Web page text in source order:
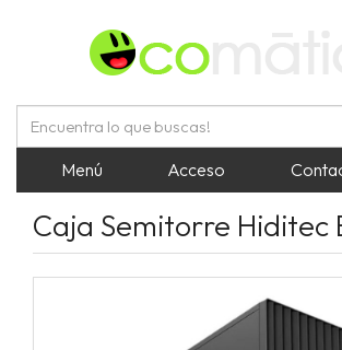
Menú Acceso
Caja Semitorre Hiditec